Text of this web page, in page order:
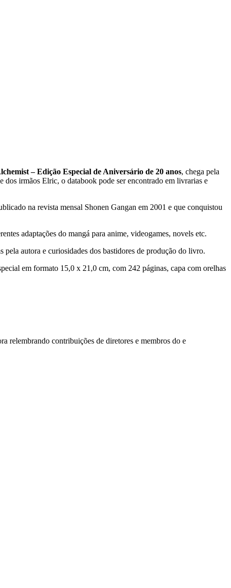
– Edição Especial de Aniversário de 20 anos, chega pela
irmãos Elric, o databook pode ser encontrado em livrarias e
na revista mensal Shonen Gangan em 2001 e que conquistou
adaptações do mangá para anime, videogames, novels etc.
autora e curiosidades dos bastidores de produção do livro.
em formato 15,0 x 21,0 cm, com 242 páginas, capa com orelhas
relembrando contribuições de diretores e membros do e